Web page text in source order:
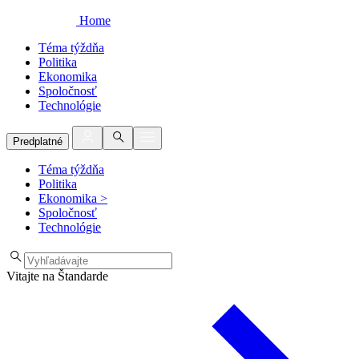
Home
Téma týždňa
Politika
Ekonomika
Spoločnosť
Technológie
Predplatné
Téma týždňa
Politika
Ekonomika >
Spoločnosť
Technológie
Vitajte na Štandarde